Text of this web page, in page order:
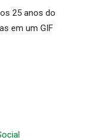
25 anos do
em um GIF